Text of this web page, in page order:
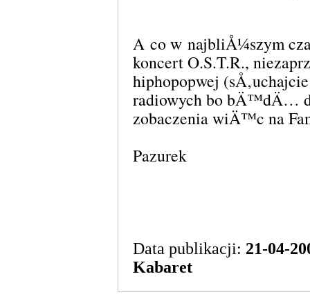
A co w najbliÅ¼szym
koncert O.S.T.R.,
hiphopopwej
radiowych bo bÄ™dÄ…
zobaczenia wiÄ™c na
Pazurek
Data publikacji: 21-04-
Kabaret